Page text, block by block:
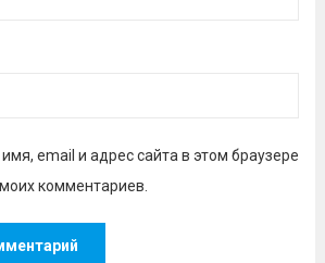
email и адрес сайта в этом браузере
комментариев.